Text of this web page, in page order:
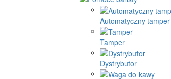
Automatyczny tamper
Tamper
Dystrybutor